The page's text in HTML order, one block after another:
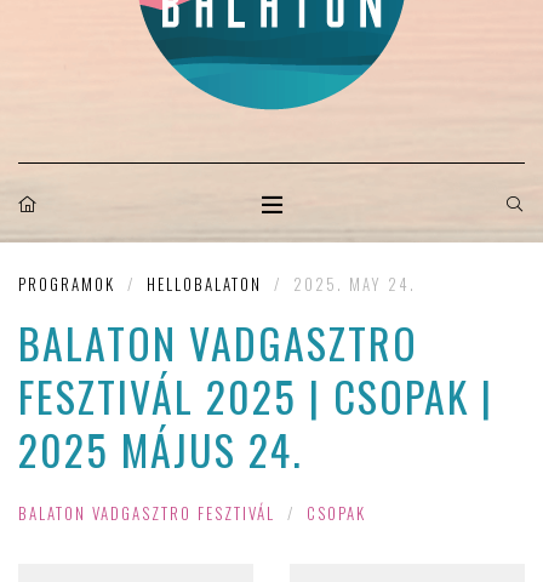
PROGRAMOK / HELLOBALATON / 2025. MAY 24.
BALATON VADGASZTRO
FESZTIVÁL 2025 | CSOPAK |
2025 MÁJUS 24.
BALATON VADGASZTRO FESZTIVÁL / CSOPAK